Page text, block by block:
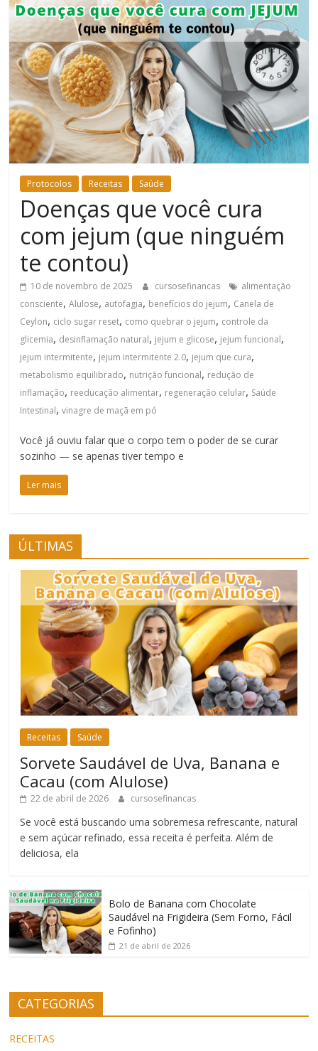
Estar
Protocolos Receitas Saúde
Doenças que você cura
com jejum (que ninguém
te contou)
10 de novembro de 2025 cursosefinancas
alimentação
consciente,Alulose, autofagia, benefícios do jejum, Canela de
Ceylon, ciclo sugar reset, como quebrar o jejum, controle da
glicemia, desinflamação natural, jejum e glicose, jejum funcional,
jejum intermitente, jejum intermitente 2.0, jejum que cura,
metabolismo equilibrado, nutrição funcional, redução de
inflamação, reeducação alimentar, regeneração celular, Saúde
Intestinal,vinagre de maçã em pó
Você já ouviu falar que o corpo tem o poder de se curar
sozinho — se apenas tiver tempo e
Ler mais
ÚLTIMAS
Receitas Saúde
Sorvete Saudável de Uva, Banana e
Cacau (com Alulose)
22 de abril de 2026 cursosefinancas
Se você está buscando uma sobremesa refrescante, natural
e sem açúcar refinado, essa receita é perfeita. Além de
deliciosa, ela
Bolo de Banana com Chocolate
Saudável na Frigideira (Sem Forno, Fácil
e Fofinho)
21 de abril de 2026
CATEGORIAS
RECEITAS